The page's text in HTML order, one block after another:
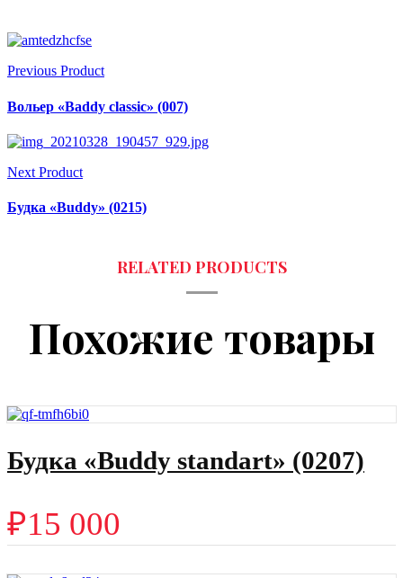
Previous Product
Вольер «Baddy classic» (007)
Next Product
Будка «Buddy» (0215)
Похожие товары
Будка «Buddy standart» (0207)
₽15 000